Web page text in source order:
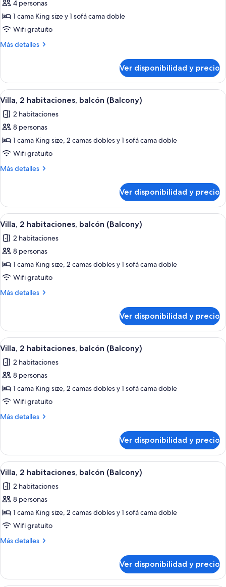
de
Habitación,
1
balcón
4 personas
1 cama King size y 1 sofá cama doble
Wifi gratuito
Más detalles
Más
1
habitación,
balcón
Ver disponibilidad y precio
Ver
todas
las
fotos
de
Villa,
2
(Balcony)
Una sala de estar con comedor,
3
Villa, 2 habitaciones, balcón (Balcony)
2 habitaciones
8 personas
1 cama King size, 2 camas dobles y 1 sofá cama doble
Wifi gratuito
Más detalles
Más
2
habitaciones,
balcón
Ver disponibilidad y precio
Ver
todas
las
fotos
de
Villa,
2
(Balcony)
Un comedor con una mesa redonda,
4
Villa, 2 habitaciones, balcón (Balcony)
2 habitaciones
8 personas
1 cama King size, 2 camas dobles y 1 sofá cama doble
Wifi gratuito
Más detalles
Más
2
habitaciones,
balcón
Ver disponibilidad y precio
Ver
todas
las
fotos
de
Villa,
2
(Balcony)
Comedor de hotel con una mesa de
4
Villa, 2 habitaciones, balcón (Balcony)
2 habitaciones
8 personas
1 cama King size, 2 camas dobles y 1 sofá cama doble
Wifi gratuito
Más detalles
Más
2
habitaciones,
balcón
Ver disponibilidad y precio
Ver
todas
las
fotos
de
Villa,
2
(Balcony)
Una sala de estar con comedor,
3
Villa, 2 habitaciones, balcón (Balcony)
2 habitaciones
8 personas
1 cama King size, 2 camas dobles y 1 sofá cama doble
Wifi gratuito
Más detalles
Más
2
Ver disponibilidad y precio